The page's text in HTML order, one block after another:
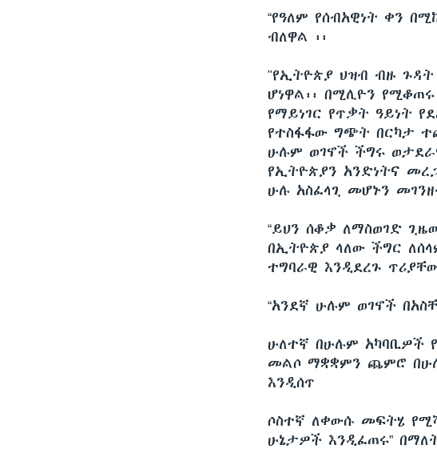
“የዓለም የሰብአዊነት ቀን
ብለዋል ፡፡
"የኢትዮጵያ ህዝብ ብዙ ጉዳት
ሆነዋል፡፡ በሚሊዮን
የማይነገር የጥቃት ዓይነት
የተስፋፋው ግጭት በርካታ
ሁሉም ወገኖች ችግሩ
የኢትዮጵያን አንድነትና
ሁሉ አስፈላጊ መሆኑን
“ይህን ሰቆቃ ለማስወገድ
በኢትዮጵያ ላለው ችግር
ተግባራዊ እንዲደረጉ
“አንደኛ ሁሉም ወገኖች
ሁለተኛ በሁሉም አካባቢዎች
መልሶ ማቋቋምን ጨምሮ
እንዲሰጥ
ሶስተኛ ለቀውሱ መፍትሄ
ሁኔታዎች እንዲፈጠሩ”